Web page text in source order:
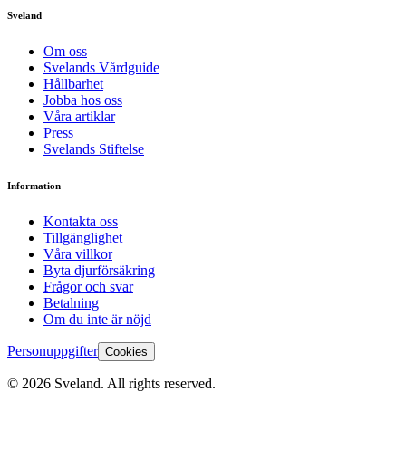
Sveland
Om oss
Svelands Vårdguide
Hållbarhet
Jobba hos oss
Våra artiklar
Press
Svelands Stiftelse
Information
Kontakta oss
Tillgänglighet
Våra villkor
Byta djurförsäkring
Frågor och svar
Betalning
Om du inte är nöjd
Personuppgifter Cookies
© 2026 Sveland. All rights reserved.